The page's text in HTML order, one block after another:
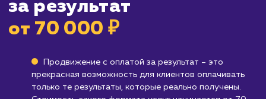
большой маркетинговый бюджет и вы
инвестировать в продвижение без гарантии
конкретных результатов, оплата за
Компаниям, которые ищут быстрые